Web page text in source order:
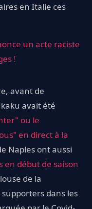
en Italie ces
un acte raciste
!
avant de
avait été
ou le
en direct à la
Naples ont aussi
en début de saison
de la
dans les